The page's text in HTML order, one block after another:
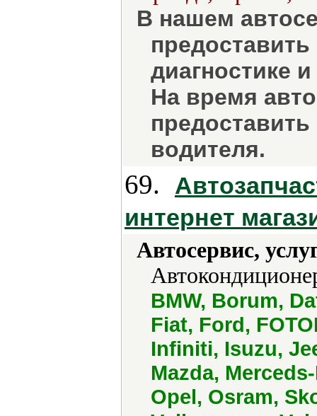
В нашем
предоставить
диагностике
На время
водителя.
69.
интернет
Автосервис,
BMW, Borum,
Fiat, Ford,
Infiniti, Isuzu,
Mazda,
Opel, Osram,